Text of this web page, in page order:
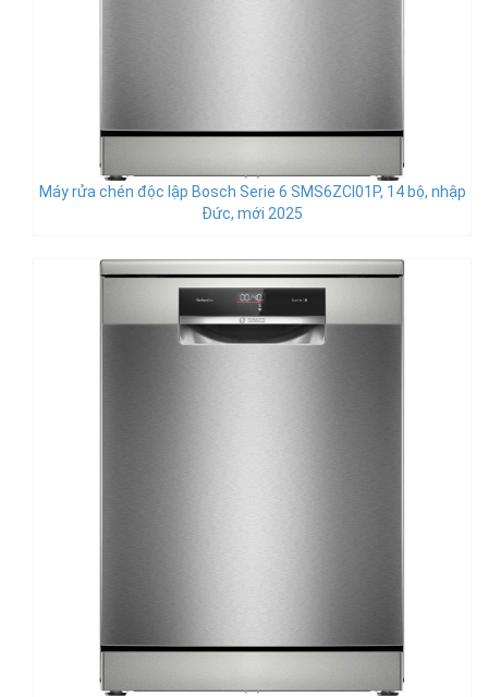
Máy rửa chén độc lập Bosch Serie 6 SMS6ZCI01P, 14 bộ, nhập
Đức, mới 2025